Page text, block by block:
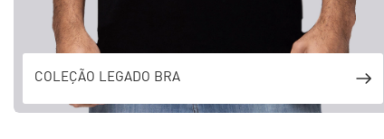
COLEÇÃO LEGADO BRA